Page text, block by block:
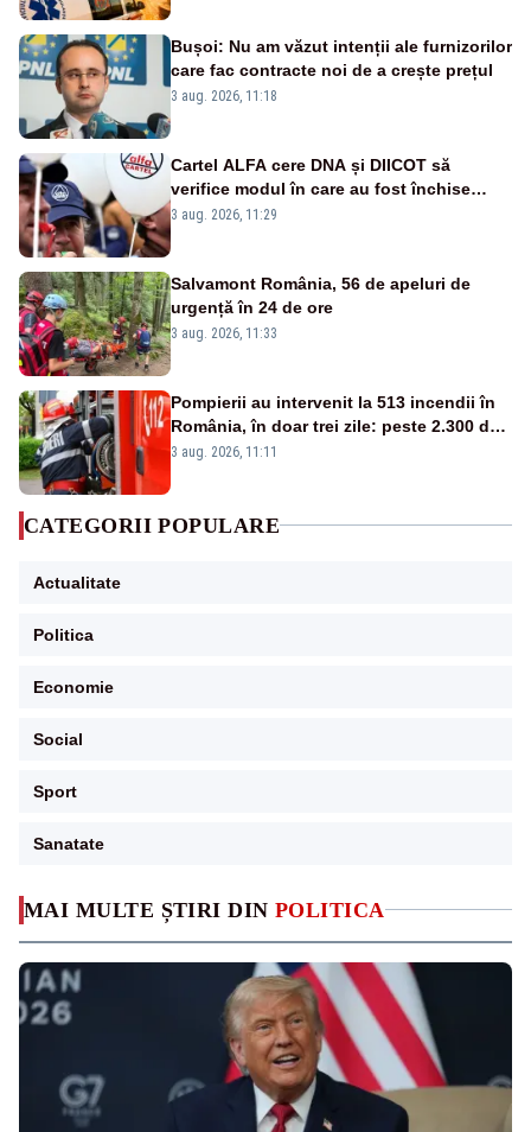
MAI MULTE ȘTIRI DIN POLITICA
Bușoi: Nu am văzut intenții ale furnizorilor
care fac contracte noi de a crește prețul
3 aug. 2026, 11:18
Cartel ALFA cere DNA și DIICOT să
verifice modul în care au fost închise
centralele pe cărbune
3 aug. 2026, 11:29
Salvamont România, 56 de apeluri de
urgență în 24 de ore
3 aug. 2026, 11:33
Pompierii au intervenit la 513 incendii în
România, în doar trei zile: peste 2.300 de
hectare de teren au fost afectate
3 aug. 2026, 11:11
CATEGORII POPULARE
Actualitate
Politica
Economie
Social
Sport
Sanatate